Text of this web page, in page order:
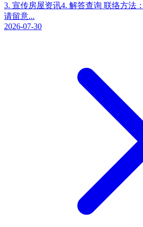
3. 宣传房屋资讯4. 解答查询 联络方法
请留意...
2026-07-30